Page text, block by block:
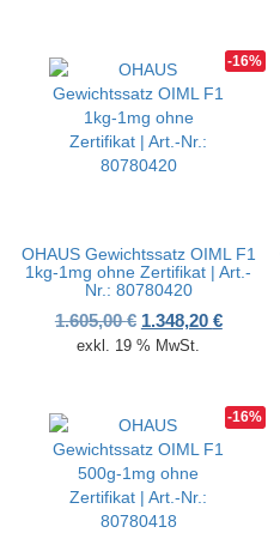
-16%
OHAUS Gewichtssatz OIML F1
1kg-1mg ohne Zertifikat | Art.-
Nr.: 80780420
1.605,00€ Ursprünglicher
1.348,20 €
exkl. 19 % MwSt.
-16%